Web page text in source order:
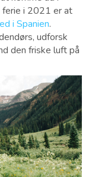
ferie i 2021 er at
i Spanien.
udforsk
den friske luft på